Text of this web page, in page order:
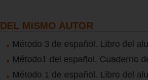
DEL MISMO AUTOR
Método 3 de español. Libro del
Método1 del español. Cuaderno
Método 1 de español. Libro del